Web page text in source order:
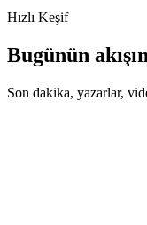
Hızlı Keşif
Bugünün
Son dakika, yazarlar,